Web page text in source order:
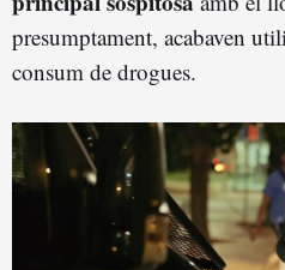
presumptament, acabaven
consum de drogues.